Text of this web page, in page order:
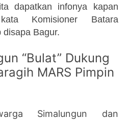
dapatkan infonya kapan
Komisioner Batara
disapa Bagur.
“Bulat” Dukung
MARS Pimpin
Simalungun dan